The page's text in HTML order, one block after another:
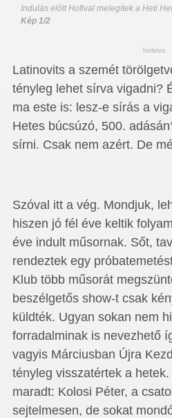
Indulás előtt Hofival melegítek a Heti
Kép 1/2
hirdetes
Latinovits a szemét
tényleg lehet sírva vigadni?
ma este is: lesz-e sírás a
Hetes búcsúzó, 500.
sírni. Csak nem azért. De
Szóval itt a vég. Mondjuk,
hiszen jó fél éve keltik
éve indult műsornak. Sőt,
rendeztek egy
Klub több műsorát
beszélgetős show-t csak
küldték. Ugyan sokan nem
forradalminak is nevezhető
vagyis Márciusban Újra
tényleg visszatértek a
maradt: Kolosi Péter, a
sejtelmesen, de sokat